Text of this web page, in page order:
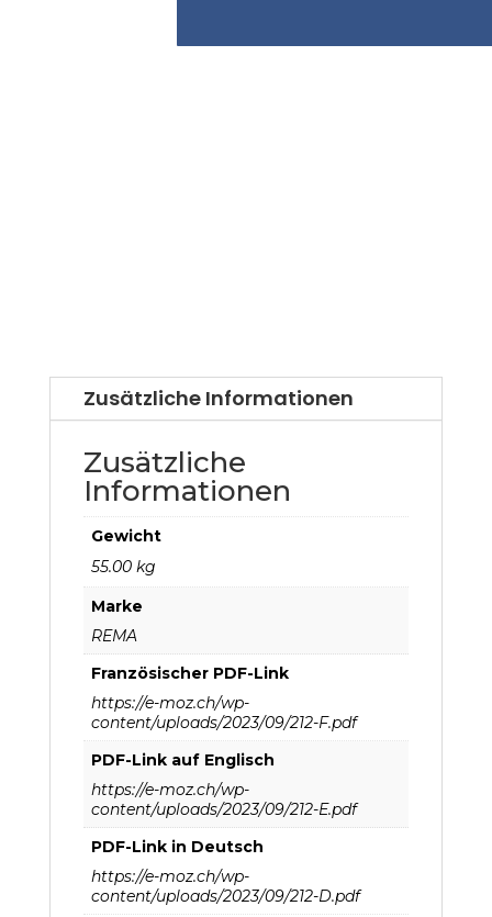
Zusätzliche Informationen
Zusätzliche
Informationen
Gewicht
55.00 kg
Marke
REMA
Französischer PDF-Link
https://e-moz.ch/wp-
content/uploads/2023/09/212-F.pdf
PDF-Link auf Englisch
https://e-moz.ch/wp-
content/uploads/2023/09/212-E.pdf
PDF-Link in Deutsch
https://e-moz.ch/wp-
content/uploads/2023/09/212-D.pdf